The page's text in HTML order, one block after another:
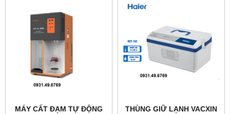
MÁY CẤT ĐẠM TỰ ĐỘNG
THÙNG GIỮ LẠNH VACXIN